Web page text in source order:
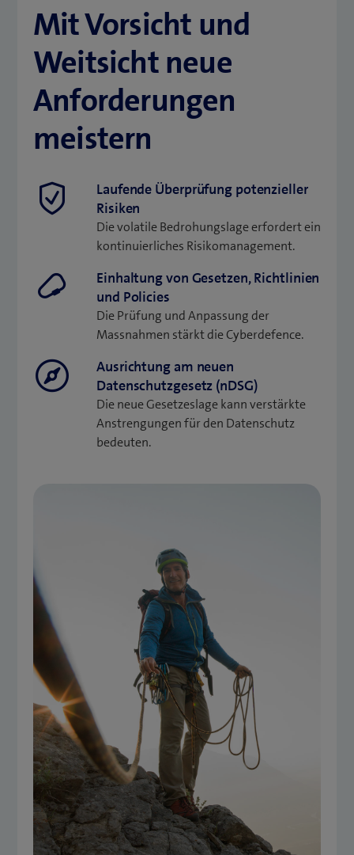
Mit Vorsicht und
Weitsicht neue
Anforderungen
meistern
Laufende Überprüfung potenzieller
Risiken
Die volatile Bedrohungslage erfordert ein
kontinuierliches Risikomanagement.
Einhaltung von Gesetzen, Richtlinien
und Policies
Die Prüfung und Anpassung der
Massnahmen stärkt die Cyberdefence.
Ausrichtung am neuen
Datenschutzgesetz (nDSG)
Die neue Gesetzeslage kann verstärkte
Anstrengungen für den Datenschutz
bedeuten.